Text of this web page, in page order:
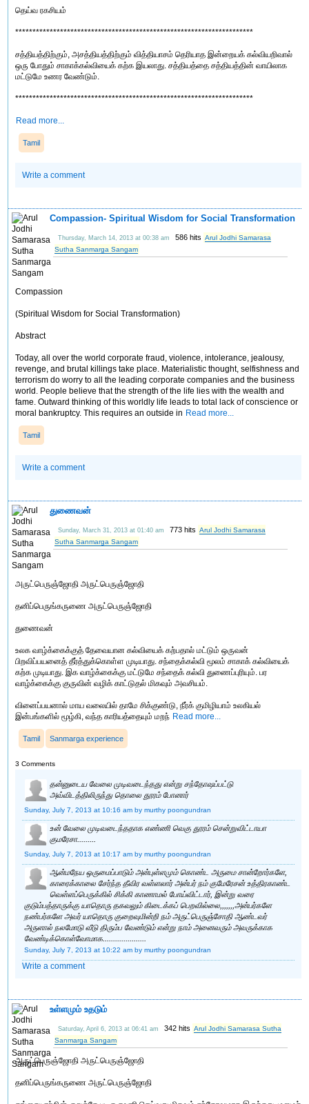
தெய்வ ரகசியம்
*********************************************************************
சத்தியத்திற்கும், அசத்தியத்திற்கும் வித்தியாசம் தெரியாத இன்றையக் கல்வியறிவால்
ஒரு போதும் சாகாக்கல்வியைக் கற்க இயலாது. சத்தியத்தை சத்தியத்தின் வாயிலாக
மட்டுமே உணர வேண்டும்.
*********************************************************************
Read more...
Tamil
Write a comment
Compassion- Spiritual Wisdom for Social Transformation
Thursday, March 14, 2013 at 00:38 am 586 hits Arul Jodhi Samarasa
Sutha Sanmarga Sangam
Compassion
(Spiritual Wisdom for Social Transformation)
Abstract
Today, all over the world corporate fraud, violence, intolerance, jealousy,
revenge, and brutal killings take place. Materialistic thought, selfishness and
terrorism do worry to all the leading corporate companies and the business
world. People believe that the strength of the life lies with the wealth and
fame. Outward thinking of this worldly life leads to total lack of conscience or
moral bankruptcy. This requires an outside in Read more...
Tamil
Write a comment
துணைவன்
Sunday, March 31, 2013 at 01:40 am 773 hits Arul Jodhi Samarasa
Sutha Sanmarga Sangam
அருட்பெருஞ்ஜோதி அருட்பெருஞ்ஜோதி
தனிப்பெருங்கருணை அருட்பெருஞ்ஜோதி
துணைவன்
உலக வாழ்க்கைக்குத் தேவையான கல்வியைக் கற்பதால் மட்டும் ஒருவன்
பிறவிப்பயனைத் தீர்த்துக்கொள்ள முடியாது. சந்தைக்கல்வி மூலம் சாகாக் கல்வியைக்
கற்க முடியாது. இக வாழ்க்கைக்கு மட்டுமே சந்தைக் கல்வி துணைப்புரியும். பர
வாழ்க்கைக்கு குருவின் வழிக் காட்டுதல் மிகவும் அவசியம்.
வினைப்பயனால் மாய வலையில் தாமே சிக்குண்டு, நீர்க் குமிழியாம் உலகியல்
இன்பங்களில் மூழ்கி, வந்த காரியத்தையும் மறந் Read more...
Tamil Sanmarga experience
3 Comments
தன்னுடைய வேலை முடிவடைந்தது என்று சந்தோஷப்பட்டு
அவ்விடத்திலிருந்து தொலை தூரம் போனார்
Sunday, July 7, 2013 at 10:16 am by murthy poongundran
உன் வேலை முடிவடைந்ததாக எண்ணி வெகு தூரம் சென்றுவிட்டாயா
குமரேசா.........
Sunday, July 7, 2013 at 10:17 am by murthy poongundran
ஆன்மநேய ஒருமைப்பாடும் அன்புள்ளமும் கொண்ட அருமை சான்றோர்களே,
காரைக்காலை சேர்ந்த தீவிர வள்ளலார் அன்பர் நம் குமேரேசன் உத்திரகாண்ட
வெள்ளப்பெருக்கில் சிக்கி காணாமல் போய்விட்டார், இன்று வரை
குடும்பத்தாருக்கு யாதொரு தகவலும் கிடைக்கப் பெறவில்லை,,,,,,,அன்பர்களே
நண்பர்களே அவர் யாதொரு குறைவுமின்றி நம் அருட்பெருஞ்சோதி ஆண்டவர்
அருளால் நலமோடு வீடு திரும்ப வேண்டும் என்று நாம் அனைவரும் அவருக்காக
வேண்டிக்கொள்வோமாக.....................
Sunday, July 7, 2013 at 10:22 am by murthy poongundran
Write a comment
உள்ளமும் உதடும்
Saturday, April 6, 2013 at 06:41 am 342 hits Arul Jodhi Samarasa Sutha
Sanmarga Sangam
அருட்பெருஞ்ஜோதி அருட்பெருஞ்ஜோதி
தனிப்பெருங்கருணை அருட்பெருஞ்ஜோதி